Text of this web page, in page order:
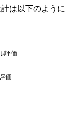
は以下のように
評価
価